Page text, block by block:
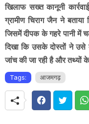
खिलाफ सख्त कानूनी
ग्रामीण चिराग जैन ने
जिसमें दीपक के गहरे पानी में
दिखा कि उसके दोस्तों ने उसे
जांच की जा रही है और तथ्यों के
Tags: आजमगढ़